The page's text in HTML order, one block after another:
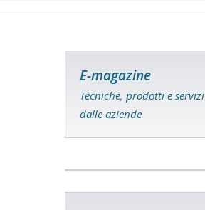
E-magazine
Tecniche, prodotti e servizi
dalle aziende